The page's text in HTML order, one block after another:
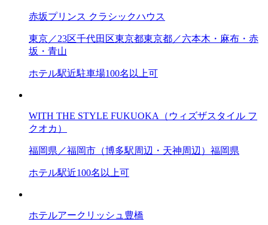
赤坂プリンス クラシックハウス
東京／23区千代田区東京都東京都／六本木・麻布・赤
坂・青山
ホテル駅近駐車場100名以上可
WITH THE STYLE FUKUOKA（ウィズザスタイル フ
クオカ）
福岡県／福岡市（博多駅周辺・天神周辺） 福岡県
ホテル駅近100名以上可
ホテルアークリッシュ豊橋